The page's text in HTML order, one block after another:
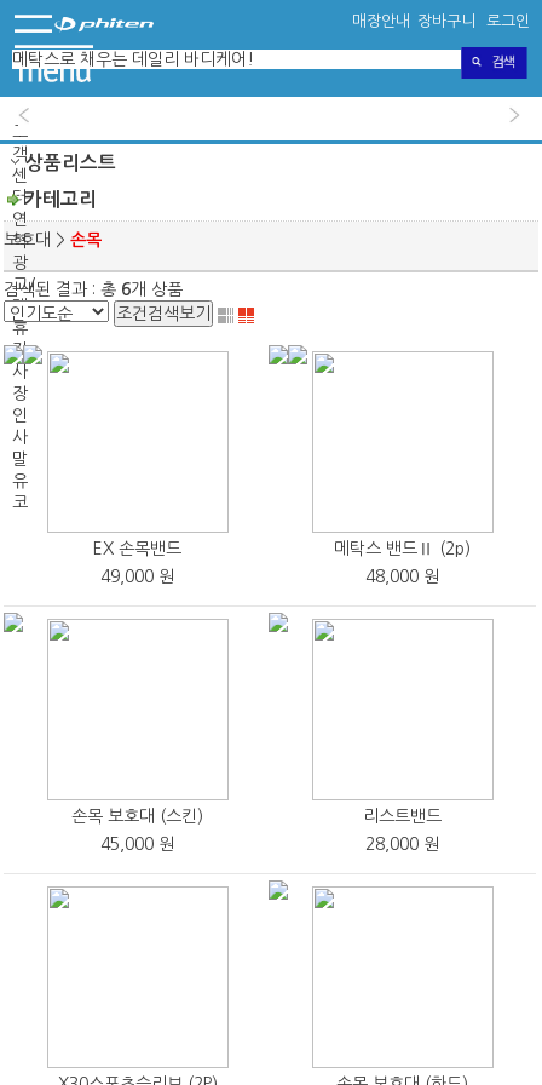
고
객
센
터
연
혁
광
고/
제
휴
지
사
장
인
사
말
유
코
매장안내 장바구니 로그인
상품리스트
카테고리
보호대 > 손목
검색된 결과 : 총 6개 상품
조건검색보기
EX 손목밴드
49,000 원
메탁스 밴드Ⅱ (2p)
48,000 원
손목 보호대 (스킨)
45,000 원
리스트밴드
28,000 원